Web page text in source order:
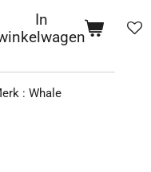
In
: Whale